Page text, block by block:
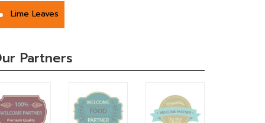
Lime Leaves
Partners